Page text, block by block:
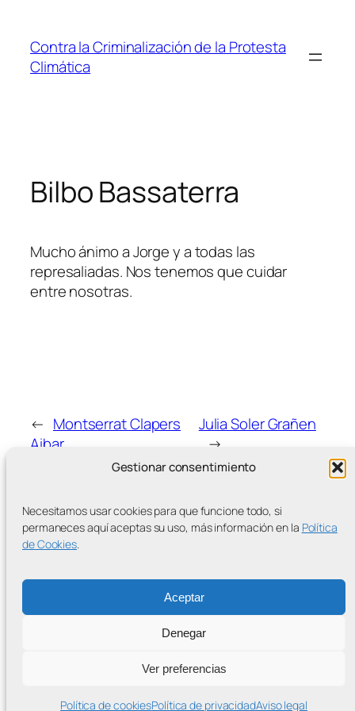
Gestionar consentimiento
Necesitamos usar cookies para que funcione todo, si
permaneces aquí aceptas su uso, más información en la Política
de Cookies.
Aceptar
Denegar
Ver preferencias
Política de cookiesPolítica de privacidadAviso legal
contenido
Contra la Criminalización de la Protesta
Climática
Bilbo Bassaterra
Mucho ánimo a Jorge y a todas las
represaliadas. Nos tenemos que cuidar
entre nosotras.
← Montserrat Clapers
Aibar
Julia Soler Grañen
→
WordPress